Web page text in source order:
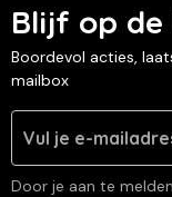
Blijf op
Boordevol acties,
mailbox
Door je aan te